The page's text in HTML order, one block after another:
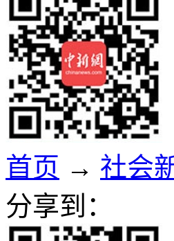
首页 → 社会
分享到：